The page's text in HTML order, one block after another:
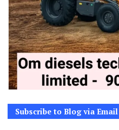
Subscribe to Blog via Email